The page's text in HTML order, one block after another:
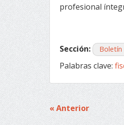
profesional
Sección: Boletín
Palabras clave:
« Anterior